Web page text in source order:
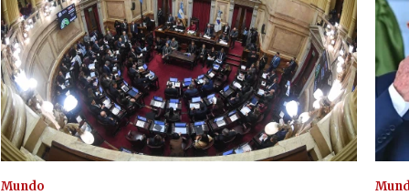
Mundo